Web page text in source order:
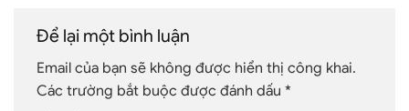
Để lại một bình luận
Email của bạn sẽ không được hiển thị công khai.
Các trường bắt buộc được đánh dấu *